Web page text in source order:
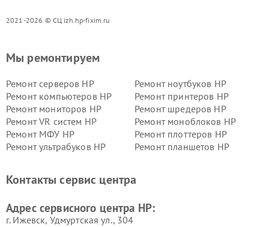
2021-2026 © СЦ izh.hp-fixim.ru
Мы ремонтируем
Ремонт серверов HP
Ремонт ноутбуков HP
Ремонт компьютеров HP
Ремонт принтеров HP
Ремонт мониторов HP
Ремонт шредеров HP
Ремонт VR систем HP
Ремонт моноблоков HP
Ремонт МФУ HP
Ремонт плоттеров HP
Ремонт ультрабуков HP
Ремонт планшетов HP
Контакты сервис центра
Адрес сервисного центра HP:
г. Ижевск, Удмуртская ул., 304